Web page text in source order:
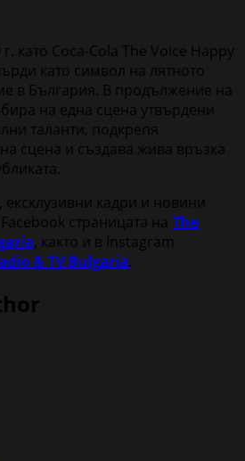
като Coca-Cola The Voice Happy
като символ на лятното
в България. В продължение на
на една сцена утвърдени
таланти, подкрепя
сцена и създава жива връзка
кадри и новини
страницата на The
, както и в Instagram
& TV Bulgaria.